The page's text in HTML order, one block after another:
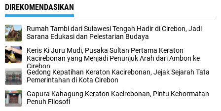
DIREKOMENDASIKAN
Rumah Tambi dari Sulawesi Tengah Hadir di Cirebon, Jadi
Sarana Edukasi dan Pelestarian Budaya
Keris Ki Juru Mudi, Pusaka Sultan Pertama Keraton
Kacirebonan yang Menjadi Penunjuk Arah dari Ambon ke
Cirebon
Gedong Kepatihan Keraton Kacirebonan, Jejak Sejarah Tata
Pemerintahan di Kota Cirebon
Gapura Kahagung Keraton Kacirebonan, Pintu Kehormatan
Penuh Filosofi